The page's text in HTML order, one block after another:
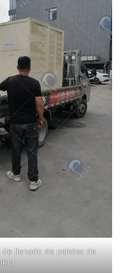
llenado de paletas de